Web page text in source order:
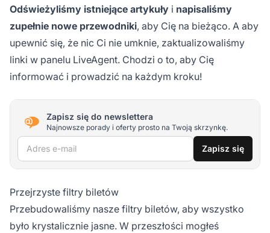
Odświeżyliśmy istniejące artykuły i napisaliśmy
zupełnie nowe przewodniki, aby Cię na bieżąco. A aby
upewnić się, że nic Ci nie umknie, zaktualizowaliśmy
linki w panelu LiveAgent. Chodzi o to, aby Cię
informować i prowadzić na każdym kroku!
Zapisz się do newslettera
Najnowsze porady i oferty prosto na Twoją skrzynkę.
Adres e-mail Zapisz się
Przejrzyste filtry biletów
Przebudowaliśmy nasze filtry biletów, aby wszystko
było krystalicznie jasne. W przeszłości mogłeś